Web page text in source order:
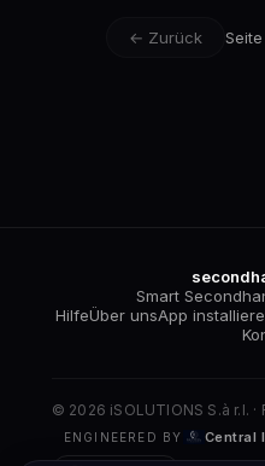
← Zurück
Smart
HilfeÜber unsApp
© 2026 iSOLUTIONS S.à r.l. ·
ENGINEERED BY Central